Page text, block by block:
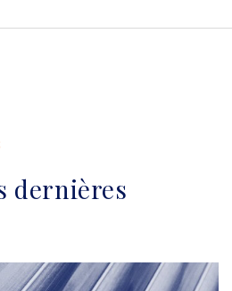
dernières